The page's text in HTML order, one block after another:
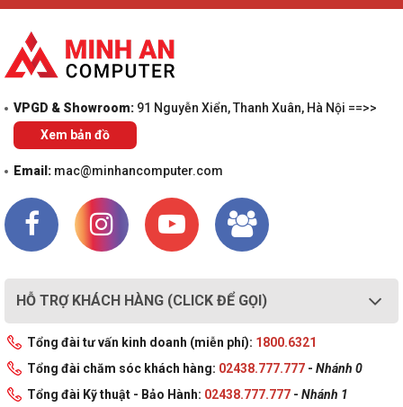
VPGD & Showroom: 91 Nguyễn Xiển, Thanh Xuân, Hà Nội ==>>
Xem bản đồ
Email: mac@minhancomputer.com
HỖ TRỢ KHÁCH HÀNG (CLICK ĐỂ GỌI)
Tổng đài tư vấn kinh doanh (miễn phí): 1800.6321
Tổng đài chăm sóc khách hàng: 02438.777.777 - Nhánh 0
Tổng đài Kỹ thuật - Bảo Hành: 02438.777.777 - Nhánh 1